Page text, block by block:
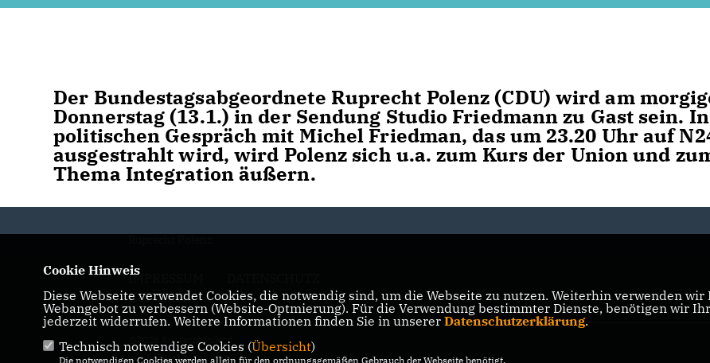
Der Bundestagsabgeordnete Ruprecht Polenz (CDU) wird am
Donnerstag (13.1.) in der Sendung Studio Friedmann zu Gast sein.
politischen Gespräch mit Michel Friedman, das um 23.20 Uhr auf
ausgestrahlt wird, wird Polenz sich u.a. zum Kurs der Union und
Thema Integration äußern.
IMPRESSUM
KONTAKT
@2026 Ruprecht Polenz
Alle Rechte vorbehalten.
Cookie Hinweis
Diese Webseite verwendet Cookies, die notwendig sind, um die Webseite zu nutzen. Weiterhin verwenden
Webangebot zu verbessern (Website-Optmierung). Für die Verwendung bestimmter Dienste, benötigen wir
jederzeit widerrufen. Weitere Informationen finden Sie in unserer Datenschutzerklärung.
Technisch notwendige Cookies (Übersicht)
Die notwendigen Cookies werden allein für den ordnungsgemäßen Gebrauch der Webseite benötigt.